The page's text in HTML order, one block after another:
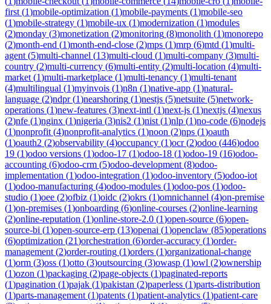
first (1)mobile-optimization (1)mobile-payments (1)mobile-seo
(1)mobile-strategy (1)mobile-ux (1)modernization (1)modules
(2)monday (3)monetization (2)monitoring (8)monolith (1)monorepo
(2)month-end (1)month-end-close (2)mps (1)mrp (6)mtd (1)multi-
agent (5)multi-channel (13)multi-cloud (1)multi-company (3)multi-
country (2)multi-currency (6)multi-entity (2)multi-location (4)multi-
market (1)multi-marketplace (1)multi-tenancy (1)multi-tenant
(4)multilingual (1)myinvois (1)n8n (1)native-app (1)natural-
language (2)ndpr(1)nearshoring (1)nestjs (5)netsuite (5)network-
operations (1)new-features (3)next-intl (1)next-js (1)nextjs (4)nexus
(2)nfe (1)nginx (1)nigeria (3)nis2 (1)nist (1)nlp (1)no-code (6)nodejs
(1)nonprofit (4)nonprofit-analytics (1)noon (2)nps (1)oauth
(1)oauth2 (2)observability (4)occupancy (1)ocr(2)odoo (446)odoo
19 (1)odoo versions (1)odoo-17 (1)odoo-18 (1)odoo-19 (16)odoo-
accounting (6)odoo-crm (5)odoo-development (8)odoo-
implementation (1)odoo-integration (1)odoo-inventory (5)odoo-iot
(1)odoo-manufacturing (4)odoo-modules (1)odoo-pos (1)odoo-
studio (1)oee (2)ofbiz (1)oidc (2)okrs (1)omnichannel (4)on-premise
(1)on-premises (1)onboarding (6)online-courses (2)online-learning
(2)online-reputation (1)online-store-2.0 (1)open-source (6)open-
source-bi (1)open-source-erp (13)openai (1)openclaw (85)operations
(6)optimization (21)orchestration (6)order-accuracy (1)order-
management (2)order-routing (1)orders (1)organizational-change
(1)orm (3)oss (1)otto (3)outsourcing (3)owasp (1)owl (2)ownership
(1)ozon (1)packaging (2)page-objects (1)paginated-reports
(1)pagination (1)pajak (1)pakistan (2)paperless (1)parts-distribution
(1)parts-management (1)patents (1)patient-analytics (1)patient-care